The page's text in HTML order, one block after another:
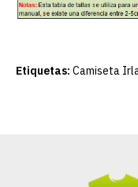
Etiquetas: Camiseta